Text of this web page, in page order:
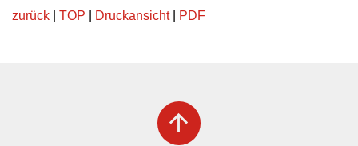
zurück TOP Druckansicht| PDF
arrow_upward